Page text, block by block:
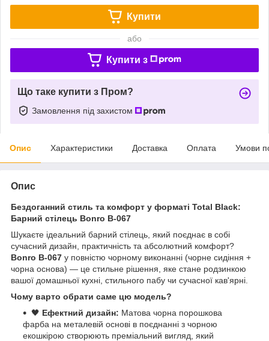
Купити
або
Купити з
Що таке купити з Пром?
Замовлення під захистом
Опис Характеристики Доставка Оплата Умови
Опис
Бездоганний стиль та комфорт у форматі Total Black:
Барний стілець Bonro B-067
Шукаєте ідеальний барний стілець, який поєднає в собі
сучасний дизайн, практичність та абсолютний комфорт?
Bonro B-067 у повністю чорному виконанні (чорне сидіння +
чорна основа) — це стильне рішення, яке стане родзинкою
вашої домашньої кухні, стильного пабу чи сучасної кав'ярні.
Чому варто обрати саме цю модель?
🖤 Ефектний дизайн: Матова чорна порошкова
фарба на металевій основі в поєднанні з чорною
екошкірою створюють преміальний вигляд, який